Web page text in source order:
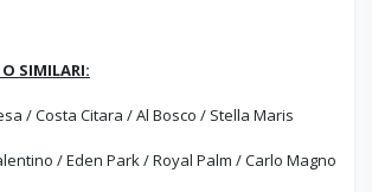
SIMILARI:
/ Costa Citara / Al Bosco / Stella Maris
/ Eden Park / Royal Palm / Carlo Magno